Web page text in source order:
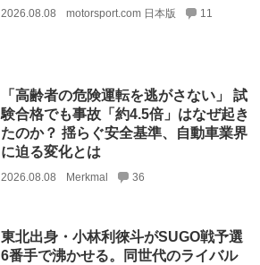
2026.08.08 motorsport.com 日本版 11
「高齢者の危険運転を逃がさない」 試
験合格でも事故「約4.5倍」はなぜ起き
たのか？ 揺らぐ安全基準、自動車業界
に迫る変化とは
2026.08.08 Merkmal 36
東北出身・小林利徠斗がSUGO戦予選
6番手で沸かせる。同世代のライバル